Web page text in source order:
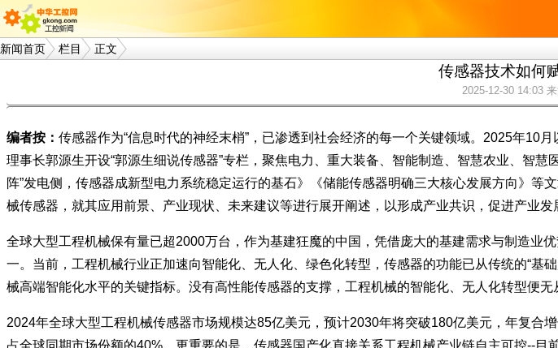
新闻首页 栏目 正文
传感器技术如何
2025-12-30 14:03
编者按： 传感器作为“信息时代的神经末梢”，已渗透到社会经济的每一个关键领域。2025年10
理事长郭源生开设“郭源生细说传感器”专栏，聚焦电力、重大装备、智能制造、智慧农业、智
阵”发电侧，传感器成新型电力系统稳定运行的基石》《储能传感器明确三大核心发展方向》
械传感器，就其应用前景、产业现状、未来建议等进行展开阐述，以形成产业共识，促进产业发
全球大型工程机械保有量已超2000万台，作为基建狂魔的中国，凭借庞大的基建需求与制造
一。当前，工程机械行业正加速向智能化、无人化、绿色化转型，传感器的功能已从传统的“基
械高端智能化水平的关键指标。没有高性能传感器的支撑，工程机械的智能化、无人化转型便
2024年全球大型工程机械传感器市场规模达85亿美元，预计2030年将突破180亿美元，年复合
占全球同期市场份额的40%。更重要的是，传感器国产化直接关系工程机械产业链自主可控--